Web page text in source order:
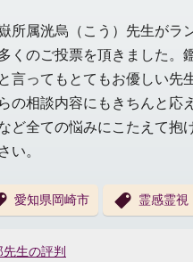
所属洸烏（こう）先生がラ
くのご投票を頂きました。
言ってもとてもお優しい先
の相談内容にもきちんと応
ど全ての悩みにこたえて抱
い。
愛知県岡崎市 霊感霊視
生の評判